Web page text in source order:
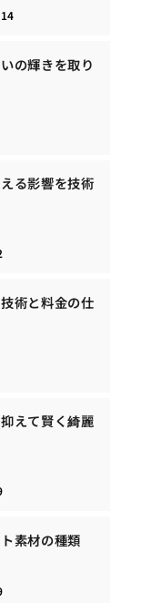
の輝きを取り
る影響を技術
術と料金の仕
えて賢く綺麗
素材の種類